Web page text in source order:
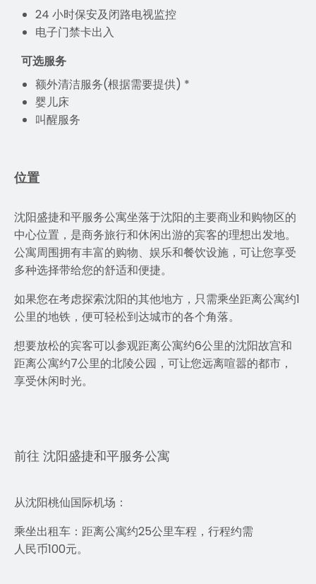
24 小时保安及闭路电视监控
电子门禁卡出入
可选服务
额外清洁服务(根据需要提供) *
婴儿床
叫醒服务
位置
沈阳盛捷和平服务公寓坐落于沈阳的主要商业和购物区的
中心位置，是商务旅行和休闲出游的宾客的理想出发地。
公寓周围拥有丰富的购物、娱乐和餐饮设施，可让您享受
多种选择带给您的舒适和便捷。
如果您在考虑探索沈阳的其他地方，只需乘坐距离公寓约1
公里的地铁，便可轻松到达城市的各个角落。
想要放松的宾客可以参观距离公寓约6公里的沈阳故宫和
距离公寓约7公里的北陵公园，可让您远离喧嚣的都市，
享受休闲时光。
前往 沈阳盛捷和平服务公寓
从沈阳桃仙国际机场：
乘坐出租车：距离公寓约25公里车程，行程约需
人民币100元。